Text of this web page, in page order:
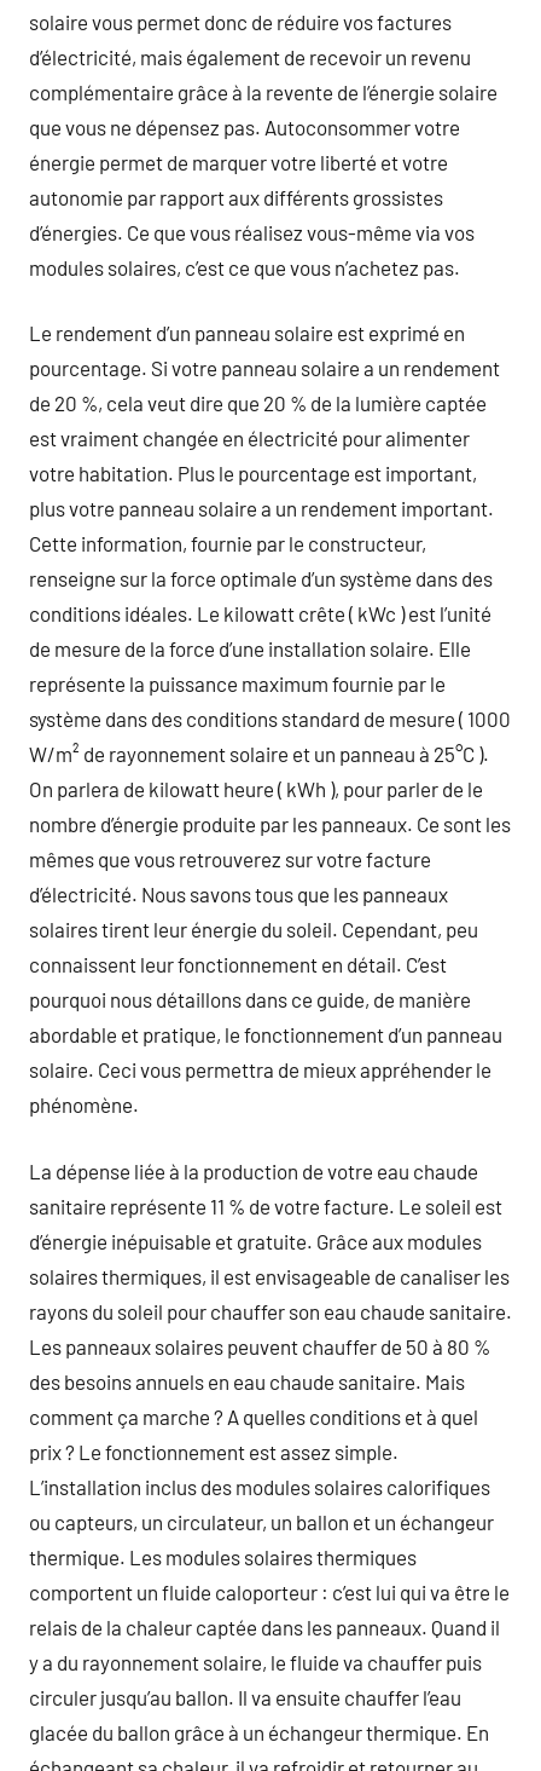
solaire vous permet donc de réduire vos factures
d’électricité, mais également de recevoir un revenu
complémentaire grâce à la revente de l’énergie solaire
que vous ne dépensez pas. Autoconsommer votre
énergie permet de marquer votre liberté et votre
autonomie par rapport aux différents grossistes
d’énergies. Ce que vous réalisez vous-même via vos
modules solaires, c’est ce que vous n’achetez pas.
Le rendement d’un panneau solaire est exprimé en
pourcentage. Si votre panneau solaire a un rendement
de 20 %, cela veut dire que 20 % de la lumière captée
est vraiment changée en électricité pour alimenter
votre habitation. Plus le pourcentage est important,
plus votre panneau solaire a un rendement important.
Cette information, fournie par le constructeur,
renseigne sur la force optimale d’un système dans des
conditions idéales. Le kilowatt crête ( kWc ) est l’unité
de mesure de la force d’une installation solaire. Elle
représente la puissance maximum fournie par le
système dans des conditions standard de mesure ( 1000
W/m² de rayonnement solaire et un panneau à 25°C ).
On parlera de kilowatt heure ( kWh ), pour parler de le
nombre d’énergie produite par les panneaux. Ce sont les
mêmes que vous retrouverez sur votre facture
d’électricité. Nous savons tous que les panneaux
solaires tirent leur énergie du soleil. Cependant, peu
connaissent leur fonctionnement en détail. C’est
pourquoi nous détaillons dans ce guide, de manière
abordable et pratique, le fonctionnement d’un panneau
solaire. Ceci vous permettra de mieux appréhender le
phénomène.
La dépense liée à la production de votre eau chaude
sanitaire représente 11 % de votre facture. Le soleil est
d’énergie inépuisable et gratuite. Grâce aux modules
solaires thermiques, il est envisageable de canaliser les
rayons du soleil pour chauffer son eau chaude sanitaire.
Les panneaux solaires peuvent chauffer de 50 à 80 %
des besoins annuels en eau chaude sanitaire. Mais
comment ça marche ? A quelles conditions et à quel
prix ? Le fonctionnement est assez simple.
L’installation inclus des modules solaires calorifiques
ou capteurs, un circulateur, un ballon et un échangeur
thermique. Les modules solaires thermiques
comportent un fluide caloporteur : c’est lui qui va être le
relais de la chaleur captée dans les panneaux. Quand il
y a du rayonnement solaire, le fluide va chauffer puis
circuler jusqu’au ballon. Il va ensuite chauffer l’eau
glacée du ballon grâce à un échangeur thermique. En